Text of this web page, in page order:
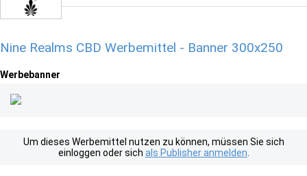
Nine Realms CBD Werbemittel - Banner 300x250
Werbebanner
Um dieses Werbemittel nutzen zu können, müssen Sie sich
einloggen oder sich als Publisher anmelden